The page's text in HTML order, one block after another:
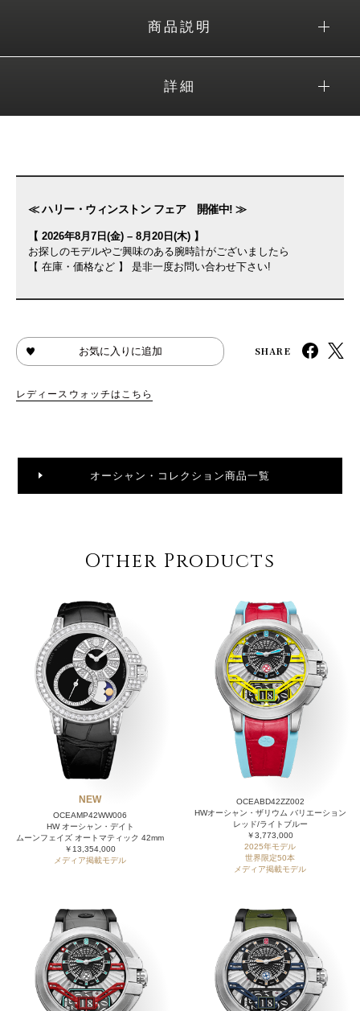
商品説明
詳細
≪ ハリー・ウィンストン フェア 開催中! ≫
【 2026年8月7日(金) – 8月20日(木) 】
お探しのモデルやご興味のある腕時計がございましたら
【 在庫・価格など 】 是非一度お問い合わせ下さい!
お気に入りに追加 SHARE
レディースウォッチはこちら
オーシャン・コレクション商品一覧
Other Products
NEW
OCEAMP42WW006
HW オーシャン・デイト
ムーンフェイズ オートマティック 42mm
￥13,354,000
メディア掲載モデル
OCEABD42ZZ002
HWオーシャン・ザリウム バリエーション
レッド/ライトブルー
￥3,773,000
2025年モデル
世界限定50本
メディア掲載モデル